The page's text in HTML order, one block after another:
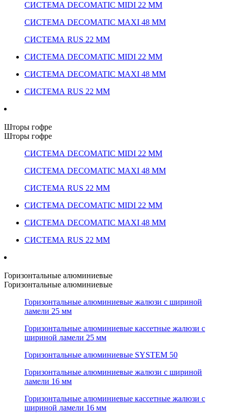
СИСТЕМА DECOMATIC MIDI 22 ММ
СИСТЕМА DECOMATIC MAXI 48 ММ
СИСТЕМА RUS 22 ММ
СИСТЕМА DECOMATIC MIDI 22 ММ
СИСТЕМА DECOMATIC MAXI 48 ММ
СИСТЕМА RUS 22 ММ
Шторы гофре
Шторы гофре
СИСТЕМА DECOMATIC MIDI 22 ММ
СИСТЕМА DECOMATIC MAXI 48 ММ
СИСТЕМА RUS 22 ММ
СИСТЕМА DECOMATIC MIDI 22 ММ
СИСТЕМА DECOMATIC MAXI 48 ММ
СИСТЕМА RUS 22 ММ
Горизонтальные алюминиевые
Горизонтальные алюминиевые
Горизонтальные алюминиевые жалюзи с шириной
ламели 25 мм
Горизонтальные алюминиевые кассетные жалюзи с
шириной ламели 25 мм
Горизонтальные алюминиевые SYSTEM 50
Горизонтальные алюминиевые жалюзи с шириной
ламели 16 мм
Горизонтальные алюминиевые кассетные жалюзи с
шириной ламели 16 мм